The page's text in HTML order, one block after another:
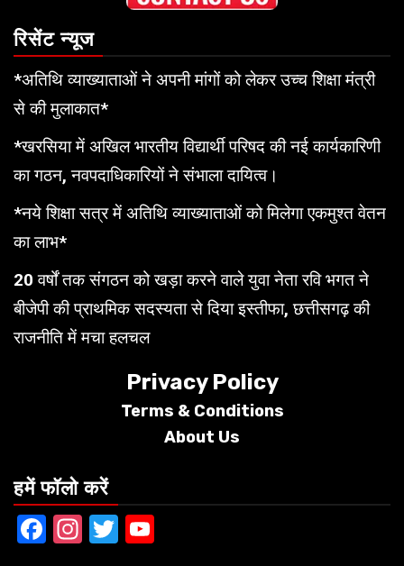
रिसेंट न्यूज
*अतिथि व्याख्याताओं ने अपनी मांगों को लेकर उच्च शिक्षा मंत्री
से की मुलाकात*
*खरसिया में अखिल भारतीय विद्यार्थी परिषद की नई कार्यकारिणी
का गठन, नवपदाधिकारियों ने संभाला दायित्व।
*नये शिक्षा सत्र में अतिथि व्याख्याताओं को मिलेगा एकमुश्त वेतन
का लाभ*
20 वर्षों तक संगठन को खड़ा करने वाले युवा नेता रवि भगत ने
बीजेपी की प्राथमिक सदस्यता से दिया इस्तीफा, छत्तीसगढ़ की
राजनीति में मचा हलचल
Privacy Policy
Terms & Conditions
About Us
हमें फॉलो करें
Facebook
Instagram
Twitter